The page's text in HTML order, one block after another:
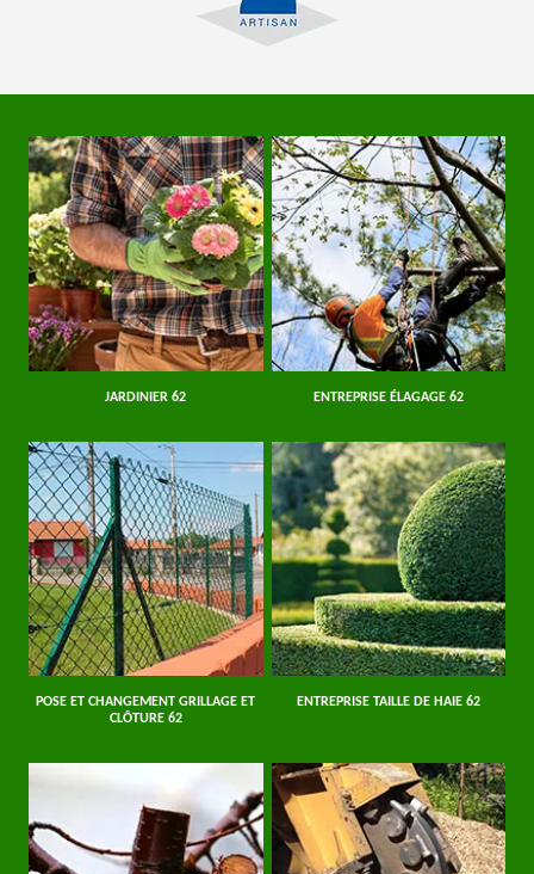
JARDINIER 62 ENTREPRISE ÉLAGAGE 62
POSE ET CHANGEMENT GRILLAGE ET
CLÔTURE 62
ENTREPRISE TAILLE DE HAIE 62